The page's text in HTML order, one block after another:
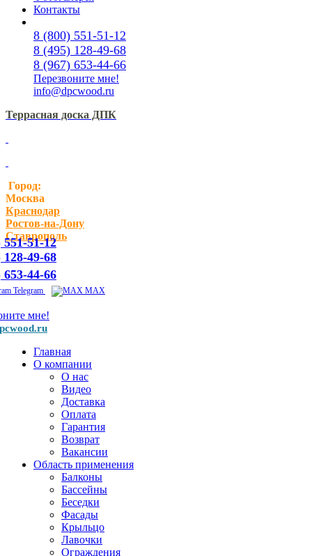
Контакты
8 (800) 551-51-12
8 (495) 128-49-68
8 (967) 653-44-66
Перезвоните мне!
info@dpcwood.ru
Террасная доска ДПК
Город:
Москва
Краснодар
Ростов-на-Дону
Ставрополь
551-51-12
128-49-68
653-44-66
Telegram MAX
мне!
Главная
О компании
О нас
Видео
Доставка
Оплата
Гарантия
Возврат
Вакансии
Область применения
Балконы
Бассейны
Беседки
Фасады
Крыльцо
Лавочки
Ограждения